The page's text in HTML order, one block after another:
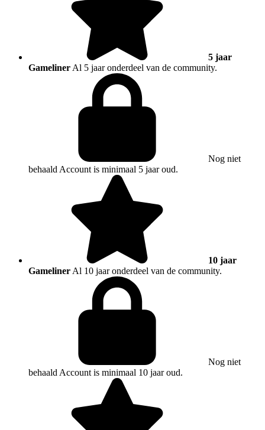
5 jaar
Gameliner Al 5 jaar onderdeel van de community.
Nog niet
behaald Account is minimaal 5 jaar oud.
10 jaar
Gameliner Al 10 jaar onderdeel van de community.
Nog niet
behaald Account is minimaal 10 jaar oud.